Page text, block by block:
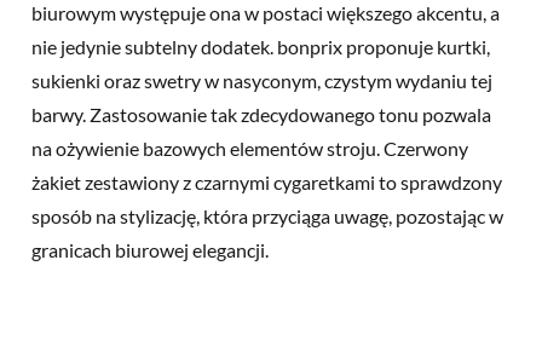
biurowym występuje ona w postaci większego akcentu, a
nie jedynie subtelny dodatek. bonprix proponuje kurtki,
sukienki oraz swetry w nasyconym, czystym wydaniu tej
barwy. Zastosowanie tak zdecydowanego tonu pozwala
na ożywienie bazowych elementów stroju. Czerwony
żakiet zestawiony z czarnymi cygaretkami to sprawdzony
sposób na stylizację, która przyciąga uwagę, pozostając w
granicach biurowej elegancji.